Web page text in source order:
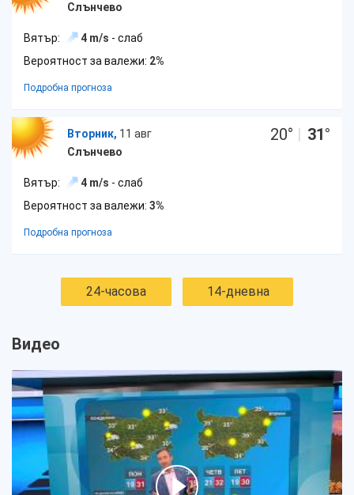
Слънчево
Вятър: 4 m/s - слаб
Вероятност за валежи: 2%
Подробна прогноза
Вторник, 11 авг
Слънчево
20° | 31°
Вятър: 4 m/s - слаб
Вероятност за валежи: 3%
Подробна прогноза
24-часова 14-дневна
Видео